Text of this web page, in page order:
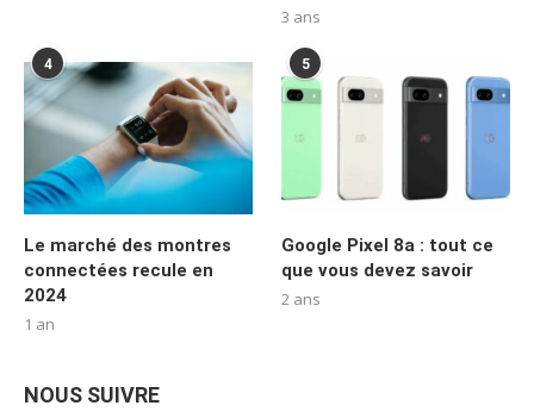
3 ans
4
Le marché des montres
connectées recule en
2024
1 an
5
Google Pixel 8a : tout ce
que vous devez savoir
2 ans
NOUS SUIVRE